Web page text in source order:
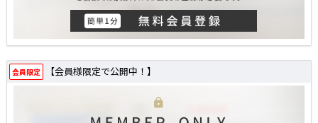
会員限定 【会員様限定で公開中！】